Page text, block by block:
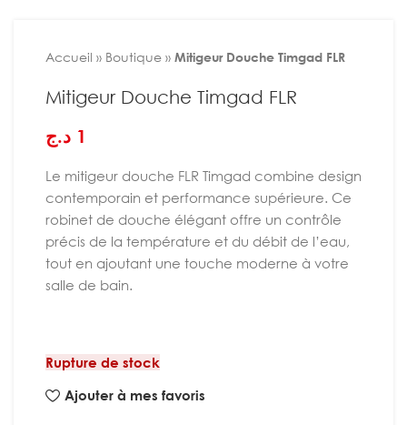
Accueil » Boutique » Mitigeur Douche Timgad FLR
Mitigeur Douche Timgad FLR
1 د.ج
Le mitigeur douche FLR Timgad combine design
contemporain et performance supérieure. Ce
robinet de douche élégant offre un contrôle
précis de la température et du débit de l’eau,
tout en ajoutant une touche moderne à votre
salle de bain.
Rupture de stock
Ajouter à mes favoris